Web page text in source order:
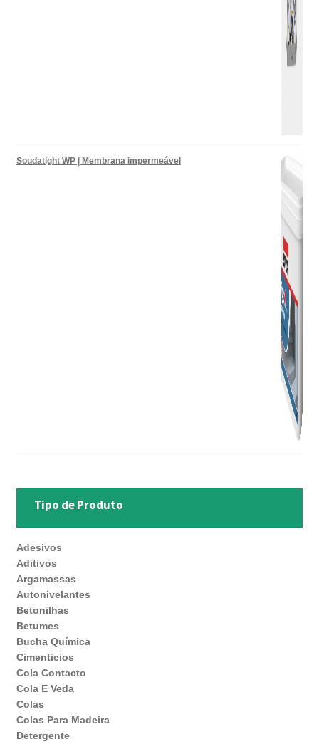
Soudatight WP | Membrana impermeável
Tipo de Produto
Adesivos
Aditivos
Argamassas
Autonivelantes
Betonilhas
Betumes
Bucha Química
Cimenticios
Cola Contacto
Cola E Veda
Colas
Colas Para Madeira
Detergente